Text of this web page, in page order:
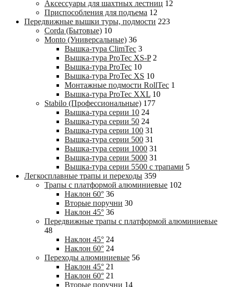
Аксессуары для шахтных лестниц 12
Приспособления для подъема 12
Передвижные вышки туры, подмости 223
Corda (Бытовые) 10
Monto (Универсальные) 36
Вышка-тура ClimTec 3
Вышка-тура ProTec XS-P 2
Вышка-тура ProTec 10
Вышка-тура ProTec XS 10
Монтажные подмости RollTec 1
Вышка-тура ProTec XXL 10
Stabilo (Профессиональные) 177
Вышка-тура cерии 10 24
Вышка-тура cерии 50 24
Вышка-тура cерии 100 31
Вышка-тура cерии 500 31
Вышка-тура cерии 1000 31
Вышка-тура cерии 5000 31
Вышка-тура cерии 5500 с трапами 5
Легкосплавные трапы и переходы 359
Трапы с платформой алюминиевые 102
Наклон 60° 36
Вторые поручни 30
Наклон 45° 36
Передвижные трапы с платформой алюминиевые
48
Наклон 45° 24
Наклон 60° 24
Переходы алюминиевые 56
Наклон 45° 21
Наклон 60° 21
Вторые поручни 14